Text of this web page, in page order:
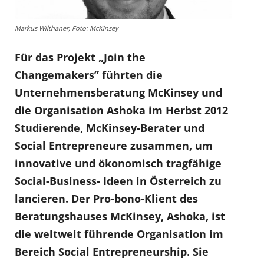
Markus Wilthaner, Foto: McKinsey
Für das Projekt „Join the
Changemakers” führten die
Unternehmensberatung McKinsey und
die Organisation Ashoka im Herbst 2012
Studierende, McKinsey-Berater und
Social Entrepreneure zusammen, um
innovative und ökonomisch tragfähige
Social-Business- Ideen in Österreich zu
lancieren. Der Pro-bono-Klient des
Beratungshauses McKinsey, Ashoka, ist
die weltweit führende Organisation im
Bereich Social Entrepreneurship. Sie